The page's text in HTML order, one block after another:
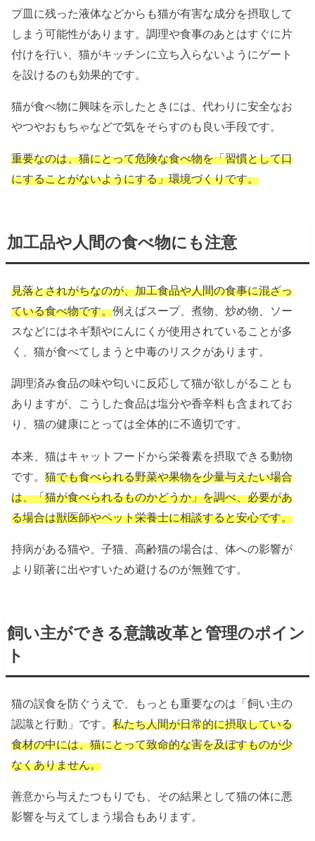
プ皿に残った液体などからも猫が有害な成分を摂取して
しまう可能性があります。調理や食事のあとはすぐに片
付けを行い、猫がキッチンに立ち入らないようにゲート
を設けるのも効果的です。
猫が食べ物に興味を示したときには、代わりに安全なお
やつやおもちゃなどで気をそらすのも良い手段です。
重要なのは、猫にとって危険な食べ物を「習慣として口
にすることがないようにする」環境づくりです。
加工品や人間の食べ物にも注意
見落とされがちなのが、加工食品や人間の食事に混ざっ
ている食べ物です。例えばスープ、煮物、炒め物、ソー
スなどにはネギ類やにんにくが使用されていることが多
く、猫が食べてしまうと中毒のリスクがあります。
調理済み食品の味や匂いに反応して猫が欲しがることも
ありますが、こうした食品は塩分や香辛料も含まれてお
り、猫の健康にとっては全体的に不適切です。
本来、猫はキャットフードから栄養素を摂取できる動物
です。猫でも食べられる野菜や果物を少量与えたい場合
は、「猫が食べられるものかどうか」を調べ、必要があ
る場合は獣医師やペット栄養士に相談すると安心です。
持病がある猫や、子猫、高齢猫の場合は、体への影響が
より顕著に出やすいため避けるのが無難です。
飼い主ができる意識改革と管理のポイン
ト
猫の誤食を防ぐうえで、もっとも重要なのは「飼い主の
認識と行動」です。私たち人間が日常的に摂取している
食材の中には、猫にとって致命的な害を及ぼすものが少
なくありません。
善意から与えたつもりでも、その結果として猫の体に悪
影響を与えてしまう場合もあります。